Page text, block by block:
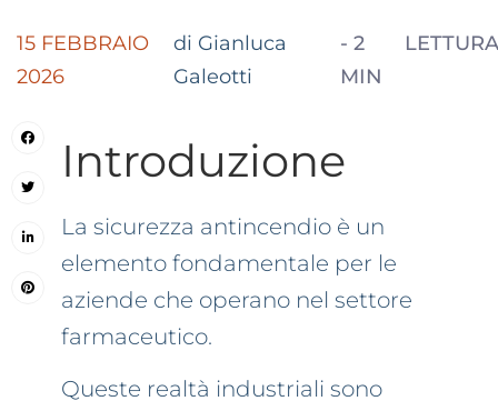
15 FEBBRAIO
2026
di Gianluca
Galeotti
- 2
MIN
LETTURA
Introduzione
La sicurezza antincendio è un
elemento fondamentale per le
aziende che operano nel settore
farmaceutico.
Queste realtà industriali sono